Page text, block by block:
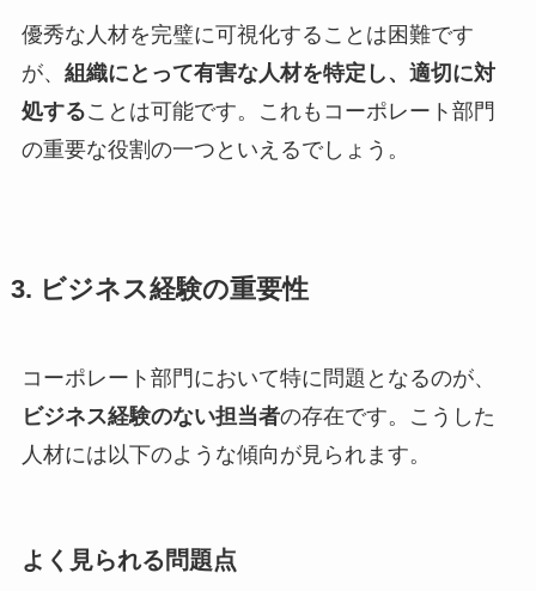
優秀な人材を完璧に可視化することは困難です
が、 組織にとって有害な人材を特定し、適切に対
処することは可能です。これもコーポレート部門
の重要な役割の一つといえるでしょう。
3. ビジネス経験の重要性
コーポレート部門において特に問題となるのが、
ビジネス経験のない担当者の存在です。こうした
人材には以下のような傾向が見られます。
よく見られる問題点